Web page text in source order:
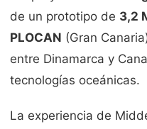
de un prototipo de 3,2
PLOCAN (Gran
entre Dinamarca y
tecnologías oceánicas.
La experiencia de